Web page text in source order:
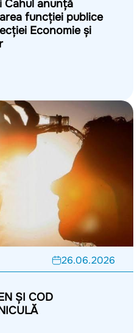
Cahul anunță
funcției publice
Economie și
26.06.2026
ȘI COD